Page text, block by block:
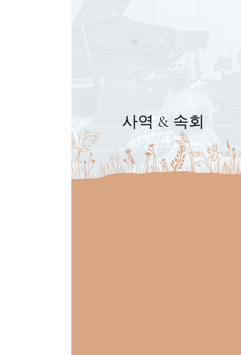
사역 & 속회